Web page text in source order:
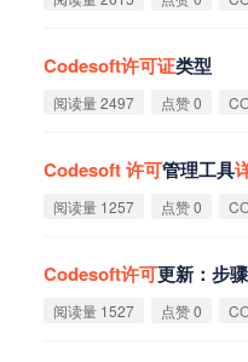
Codesoft许可证类型
阅读量 2497 点赞 0
Codesoft许可管理工具
阅读量 1257 点赞 0
Codesoft许可更新：步骤
阅读量 1527 点赞 0